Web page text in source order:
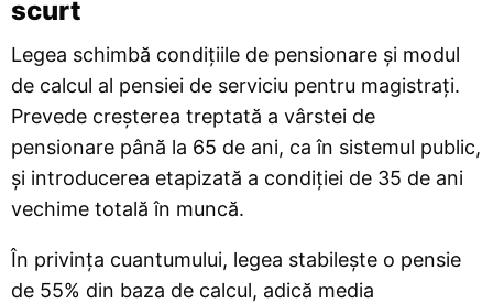
scurt
Legea schimbă condițiile de pensionare și modul
de calcul al pensiei de serviciu pentru magistrați.
Prevede creșterea treptată a vârstei de
pensionare până la 65 de ani, ca în sistemul public,
și introducerea etapizată a condiției de 35 de ani
vechime totală în muncă.
În privința cuantumului, legea stabilește o pensie
de 55% din baza de calcul, adică media